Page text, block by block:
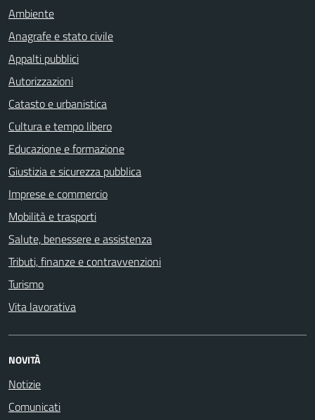
Ambiente
Anagrafe e stato civile
Appalti pubblici
Autorizzazioni
Catasto e urbanistica
Cultura e tempo libero
Educazione e formazione
Giustizia e sicurezza pubblica
Imprese e commercio
Mobilità e trasporti
Salute, benessere e assistenza
Tributi, finanze e contravvenzioni
Turismo
Vita lavorativa
NOVITÀ
Notizie
Comunicati